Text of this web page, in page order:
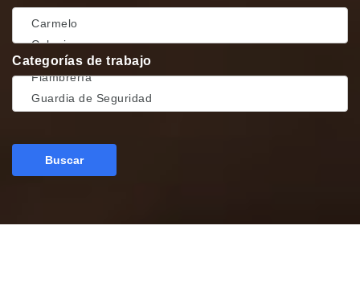
Categorías de trabajo
Buscar